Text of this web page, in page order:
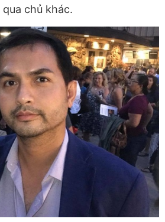
chủ khác.